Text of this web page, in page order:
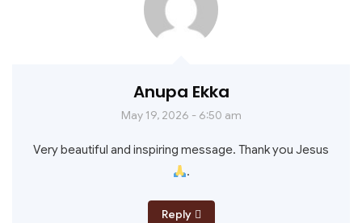
Anupa Ekka
May 19, 2026 - 6:50 am
Very beautiful and inspiring message. Thank you Jesus
.
Reply